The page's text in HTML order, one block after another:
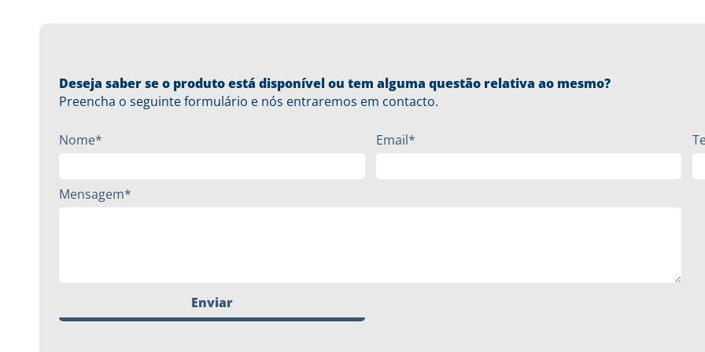
Deseja saber se o produto está disponível ou tem alguma questão relativa ao mesmo?
Preencha o seguinte formulário e nós entraremos em contacto.
Nome* Email*
Mensagem*
Enviar